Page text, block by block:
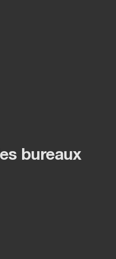
bureaux